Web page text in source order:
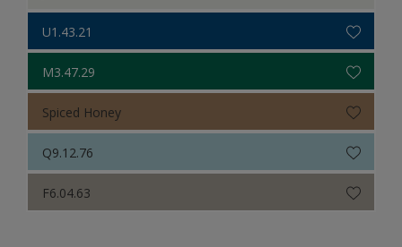
U1.43.21
M3.47.29
Spiced Honey
Q9.12.76
F6.04.63